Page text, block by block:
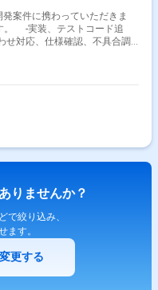
案件に携わっていただきま
。 -実装、テストコード追
対応、仕様確認、不具合調
当いただきます。 -要件定
りませんか？
で絞り込み、
ます。
更する